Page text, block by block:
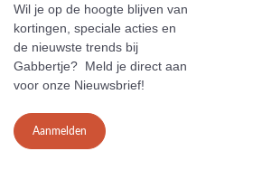
Wil je op de hoogte blijven van
kortingen, speciale acties en
de nieuwste trends bij
Gabbertje? Meld je direct aan
voor onze Nieuwsbrief!
Aanmelden